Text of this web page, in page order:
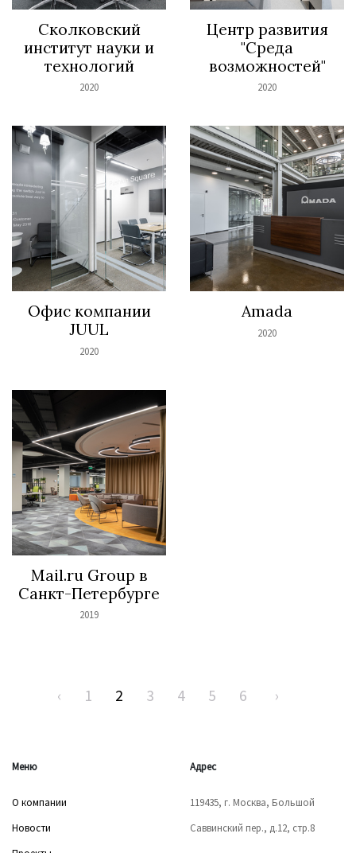
Сколковский
институт науки и
технологий
2020
Центр развития
"Среда
возможностей"
2020
Офис компании
JUUL
2020
Amada
2020
Mail.ru Group в
Санкт-Петербурге
2019
‹ 1 2 3 4 5 6 ›
Меню
О компании
Новости
Адрес
119435, г. Москва, Большой
Саввинский пер., д.12, стр.8